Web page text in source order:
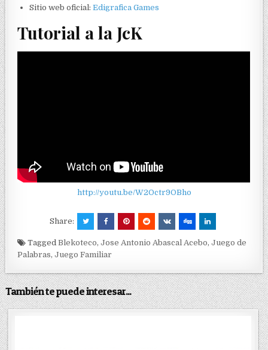
Sitio web oficial:Edigrafica Games
Tutorial a la JcK
http://youtu.be/W2Octr9OBho
Share:
TaggedBlekoteco,Jose Antonio Abascal Acebo,Juego de
Palabras,Juego Familiar
También te puede interesar...